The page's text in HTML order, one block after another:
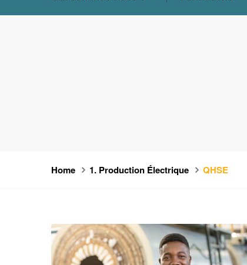
Home 1. Production Électrique QHSE